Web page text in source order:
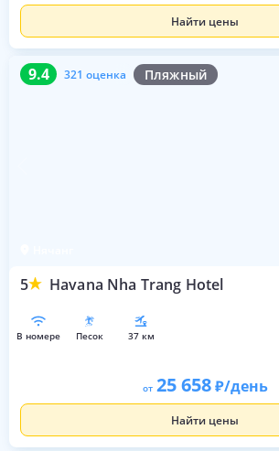
Найти цены
9.4 321 оценка Пляжный
5 Havana Nha Trang Hotel
9.4 321 оценка
в номере песок 37 км
от 25 658 /день
Найти цены